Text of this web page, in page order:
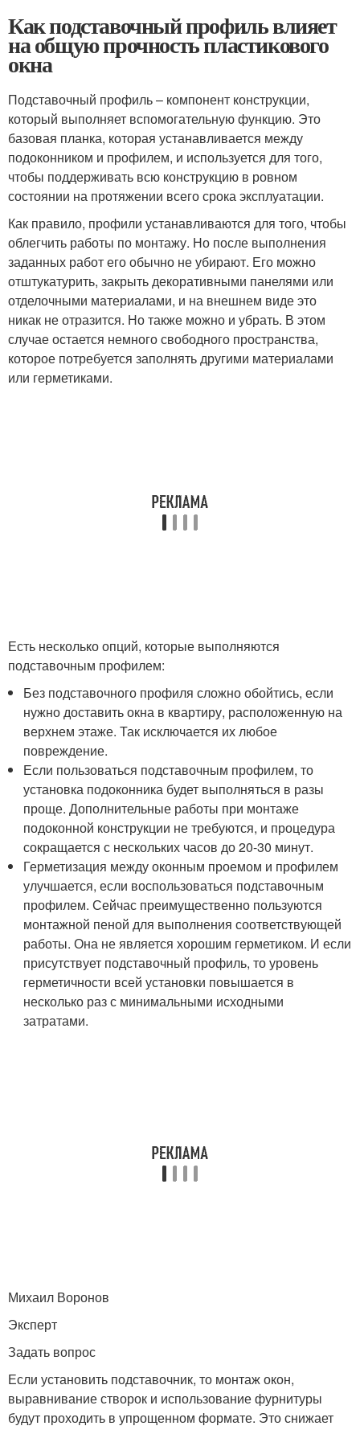
Как подставочный профиль влияет
на общую прочность пластикового
окна
Подставочный профиль – компонент конструкции,
который выполняет вспомогательную функцию. Это
базовая планка, которая устанавливается между
подоконником и профилем, и используется для того,
чтобы поддерживать всю конструкцию в ровном
состоянии на протяжении всего срока эксплуатации.
Как правило, профили устанавливаются для того, чтобы
облегчить работы по монтажу. Но после выполнения
заданных работ его обычно не убирают. Его можно
отштукатурить, закрыть декоративными панелями или
отделочными материалами, и на внешнем виде это
никак не отразится. Но также можно и убрать. В этом
случае остается немного свободного пространства,
которое потребуется заполнять другими материалами
или герметиками.
Есть несколько опций, которые выполняются
подставочным профилем:
Без подставочного профиля сложно обойтись, если
нужно доставить окна в квартиру, расположенную на
верхнем этаже. Так исключается их любое
повреждение.
Если пользоваться подставочным профилем, то
установка подоконника будет выполняться в разы
проще. Дополнительные работы при монтаже
подоконной конструкции не требуются, и процедура
сокращается с нескольких часов до 20-30 минут.
Герметизация между оконным проемом и профилем
улучшается, если воспользоваться подставочным
профилем. Сейчас преимущественно пользуются
монтажной пеной для выполнения соответствующей
работы. Она не является хорошим герметиком. И если
присутствует подставочный профиль, то уровень
герметичности всей установки повышается в
несколько раз с минимальными исходными
затратами.
Михаил Воронов
Эксперт
Задать вопрос
Если установить подставочник, то монтаж окон,
выравнивание створок и использование фурнитуры
будут проходить в упрощенном формате. Это снижает